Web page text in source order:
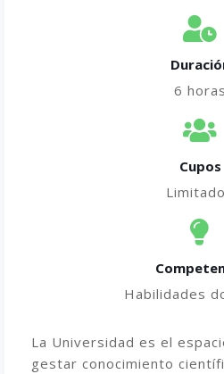
6 horas
Cupos
Habilidades
La Universidad es el
gestar conocimiento